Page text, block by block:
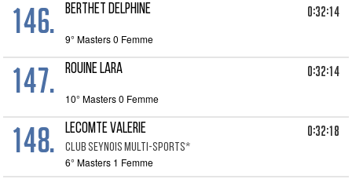
146. BERTHET DELPHINE 0:32:14
9° Masters 0 Femme
147. ROUINE LARA 0:32:14
10° Masters 0 Femme
148. LECOMTE VALERIE
CLUB SEYNOIS MULTI-SPORTS*
0:32:18
6° Masters 1 Femme